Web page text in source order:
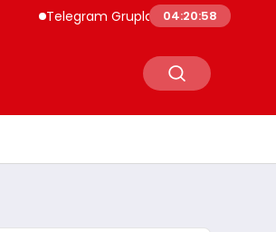
Telegram Grupları İçin Pratik Rehber:
04:20:59